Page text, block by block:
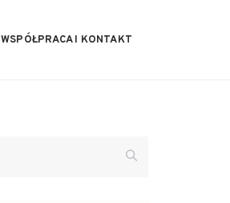
WSPÓŁPRACA I KONTAKT